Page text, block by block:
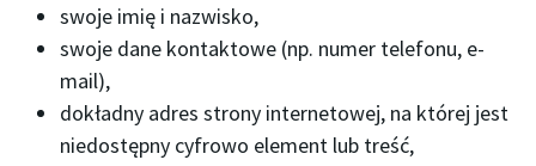
swoje imię i nazwisko,
swoje dane kontaktowe (np. numer telefonu, e-
mail),
dokładny adres strony internetowej, na której jest
niedostępny cyfrowo element lub treść,